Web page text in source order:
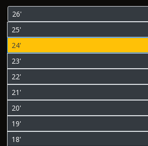
26'
25'
24'
23'
22'
21'
20'
19'
18'